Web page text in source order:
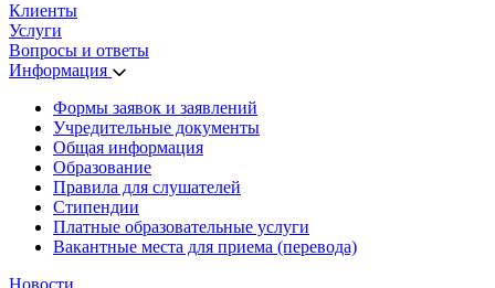
Клиенты
Услуги
Вопросы и ответы
Информация
Формы заявок и заявлений
Учредительные документы
Общая информация
Образование
Правила для слушателей
Стипендии
Платные образовательные услуги
Вакантные места для приема (перевода)
Новости